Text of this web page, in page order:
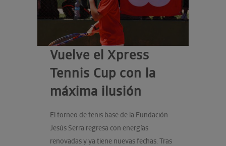
Vuelve el Xpress
Tennis Cup con la
máxima ilusión
El torneo de tenis base de la Fundación
Jesús Serra regresa con energías
renovadas y ya tiene nuevas fechas. Tras